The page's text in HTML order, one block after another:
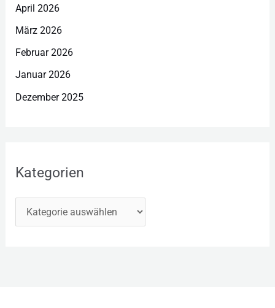
April 2026
März 2026
Februar 2026
Januar 2026
Dezember 2025
Kategorien